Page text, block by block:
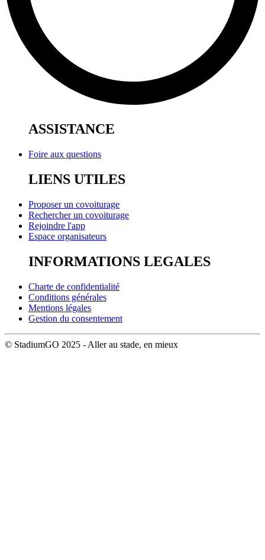
ASSISTANCE
Foire aux questions
LIENS UTILES
Proposer un covoiturage
Rechercher un covoiturage
Rejoindre l'app
Espace organisateurs
INFORMATIONS LEGALES
Charte de confidentialité
Conditions générales
Mentions légales
Gestion du consentement
© StadiumGO 2025 - Aller au stade, en mieux